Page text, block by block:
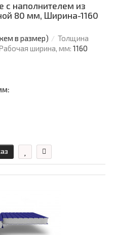
с наполнителем из
80 мм, Ширина-1160
в размер)
Толщина
ширина, мм: 1160